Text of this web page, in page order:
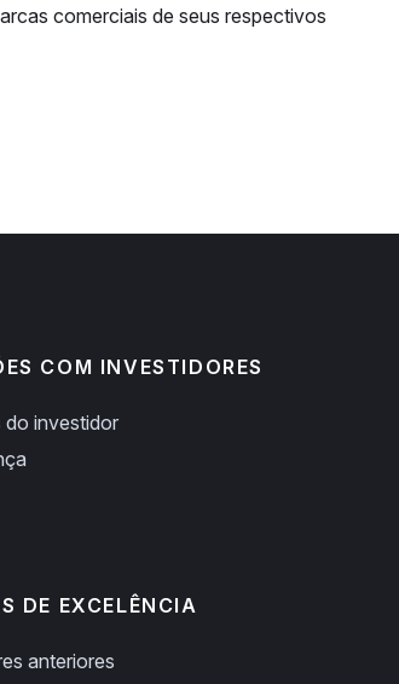
comerciais de seus respectivos
COM INVESTIDORES
do investidor
DE EXCELÊNCIA
anteriores